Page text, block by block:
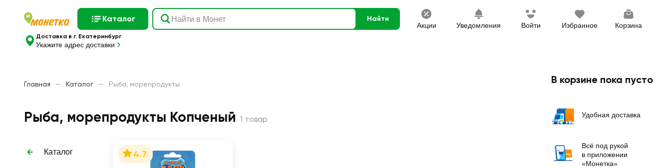
Каталог Найти
Акции Уведомления Войти Избранное Корзина
Доставка в г. Екатеринбург
Укажите адрес доставки
Главная — Каталог — Рыба, морепродукты
Рыба, морепродукты Копченый 1 товар
Каталог 4.7
В корзине пока пусто
Удобная доставка
Всё под рукой
в приложении
«Монетка»